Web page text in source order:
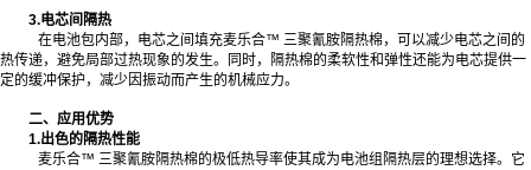
3.电芯间隔热
在电池包内部，电芯之间填充麦乐合™ 三聚氰胺隔热棉，可以减少电芯之间的
热传递，避免局部过热现象的发生。同时，隔热棉的柔软性和弹性还能为电芯提供一
定的缓冲保护，减少因振动而产生的机械应力。
二、应用优势
1.出色的隔热性能
麦乐合™ 三聚氰胺隔热棉的极低热导率使其成为电池组隔热层的理想选择。它